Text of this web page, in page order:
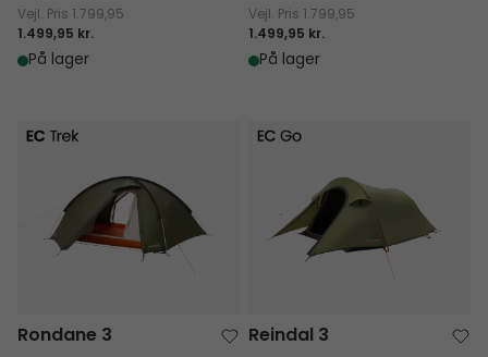
Vejl. Pris 1.799,95
1.499,95 kr.
På lager
Vejl. Pris 1.799,95
1.499,95 kr.
På lager
Rondane 3
Rondane 3
Reindal 3
Reindal 3